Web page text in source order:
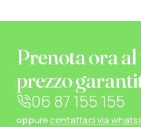
Prenota ora
prezzo
06 87 155 155
oppurecontattaci via